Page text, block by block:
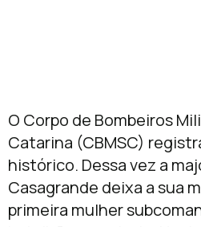
O Corpo de Bombeiros
Catarina (CBMSC)
histórico. Dessa vez a
Casagrande deixa a sua
primeira mulher